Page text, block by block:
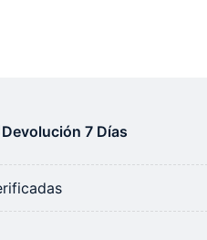
Devolución 7 Días